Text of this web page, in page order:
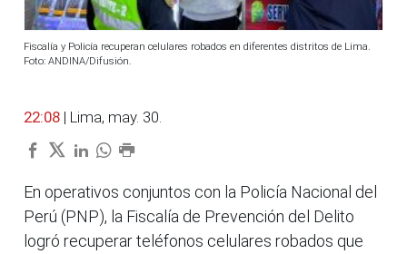
Fiscalía y Policía recuperan celulares robados en diferentes distritos de Lima.
Foto: ANDINA/Difusión.
22:08 | Lima, may. 30.
En operativos conjuntos con la Policía Nacional del
Perú (PNP), la Fiscalía de Prevención del Delito
logró recuperar teléfonos celulares robados que